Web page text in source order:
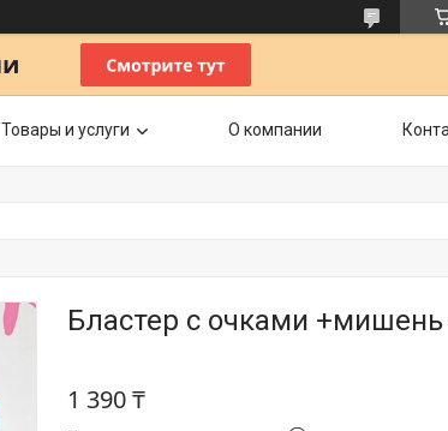
Товары и услуги О компании
Бластер с очками
1 390 ₸